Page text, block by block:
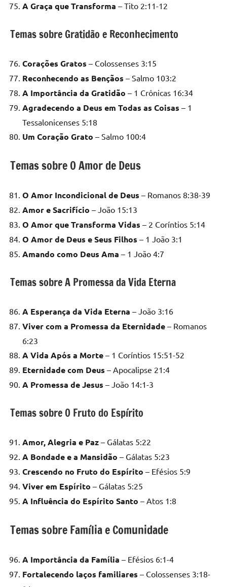
A Graça que Transforma – Tito 2:11-12
Temas sobre Gratidão e Reconhecimento
Corações Gratos – Colossenses 3:15
Reconhecendo as Bençãos – Salmo 103:2
A Importância da Gratidão – 1 Crônicas 16:34
Agradecendo a Deus em Todas as Coisas – 1
Tessalonicenses 5:18
Um Coração Grato – Salmo 100:4
Temas sobre O Amor de Deus
O Amor Incondicional de Deus – Romanos 8:38-39
Amor e Sacrifício – João 15:13
O Amor que Transforma Vidas – 2 Coríntios 5:14
O Amor de Deus e Seus Filhos – 1 João 3:1
Amando como Deus Ama – 1 João 4:7
Temas sobre A Promessa da Vida Eterna
A Esperança da Vida Eterna – João 3:16
Viver com a Promessa da Eternidade – Romanos
6:23
A Vida Após a Morte – 1 Coríntios 15:51-52
Eternidade com Deus – Apocalipse 21:4
A Promessa de Jesus – João 14:1-3
Temas sobre O Fruto do Espírito
Amor, Alegria e Paz – Gálatas 5:22
A Bondade e a Mansidão – Gálatas 5:23
Crescendo no Fruto do Espírito – Efésios 5:9
Viver em Espírito – Gálatas 5:25
A Influência do Espírito Santo – Atos 1:8
Temas sobre Família e Comunidade
A Importância da Família – Efésios 6:1-4
Fortalecendo laços familiares – Colossenses 3:18-